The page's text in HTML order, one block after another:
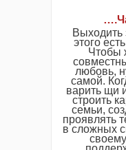
Выходить
этого
Чтобы
любовь,
самой.
варить щи
строить
семьи,
проявлять
в сложных